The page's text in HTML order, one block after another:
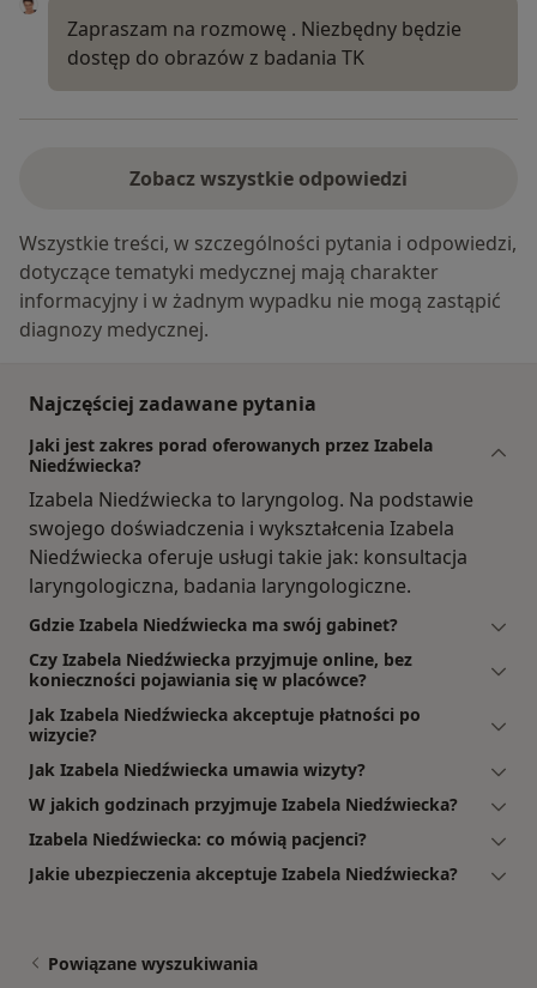
Zapraszam na rozmowę . Niezbędny będzie
dostęp do obrazów z badania TK
Zobacz wszystkie odpowiedzi
Wszystkie treści, w szczególności pytania i odpowiedzi,
dotyczące tematyki medycznej mają charakter
informacyjny i w żadnym wypadku nie mogą zastąpić
diagnozy medycznej.
Najczęściej zadawane pytania
Jaki jest zakres porad oferowanych przez Izabela
Niedźwiecka?
Izabela Niedźwiecka to laryngolog. Na podstawie
swojego doświadczenia i wykształcenia Izabela
Niedźwiecka oferuje usługi takie jak: konsultacja
laryngologiczna, badania laryngologiczne.
Gdzie Izabela Niedźwiecka ma swój gabinet?
Czy Izabela Niedźwiecka przyjmuje online, bez
konieczności pojawiania się w placówce?
Jak Izabela Niedźwiecka akceptuje płatności po
wizycie?
Jak Izabela Niedźwiecka umawia wizyty?
W jakich godzinach przyjmuje Izabela Niedźwiecka?
Izabela Niedźwiecka: co mówią pacjenci?
Jakie ubezpieczenia akceptuje Izabela Niedźwiecka?
Powiązane wyszukiwania